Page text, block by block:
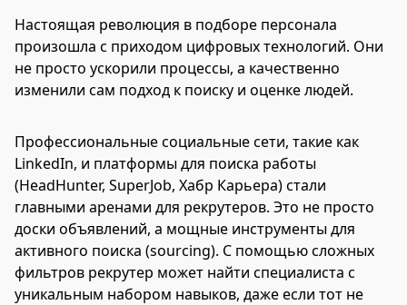
Настоящая революция в подборе персонала
произошла с приходом цифровых технологий. Они
не просто ускорили процессы, а качественно
изменили сам подход к поиску и оценке людей.
Профессиональные социальные сети, такие как
LinkedIn, и платформы для поиска работы
(HeadHunter, SuperJob, Хабр Карьера) стали
главными аренами для рекрутеров. Это не просто
доски объявлений, а мощные инструменты для
активного поиска (sourcing). С помощью сложных
фильтров рекрутер может найти специалиста с
уникальным набором навыков, даже если тот не